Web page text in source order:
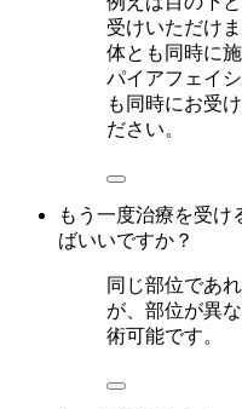
受けいただけ
体とも同時に
パイアフェイ
も同時にお受
ださい。
もう一度治療を受け
ばいいですか？
同じ部位であ
が、部位が異
術可能です。